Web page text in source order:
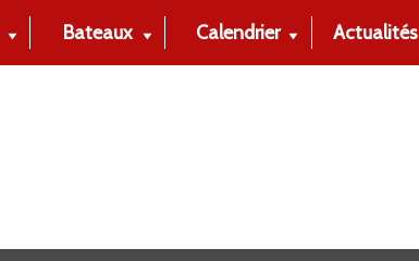
Bateaux Calendrier Actualités